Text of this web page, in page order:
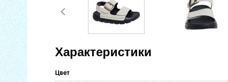
Характеристики
Цвет